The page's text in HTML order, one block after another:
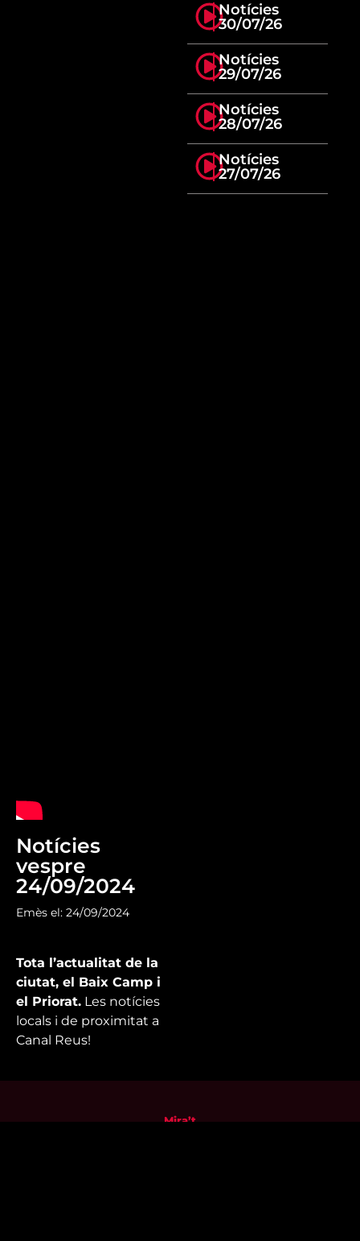
Notícies
vespre
24/09/2024
Emès el: 24/09/2024
Tota l’actualitat de la
ciutat, el Baix Camp i
el Priorat. Les notícies
locals i de proximitat a
Canal Reus!
Notícies
30/07/26
Notícies
29/07/26
Notícies
28/07/26
Notícies
27/07/26
Mira’t